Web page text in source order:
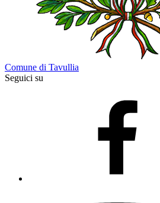
Comune di Tavullia
Seguici su